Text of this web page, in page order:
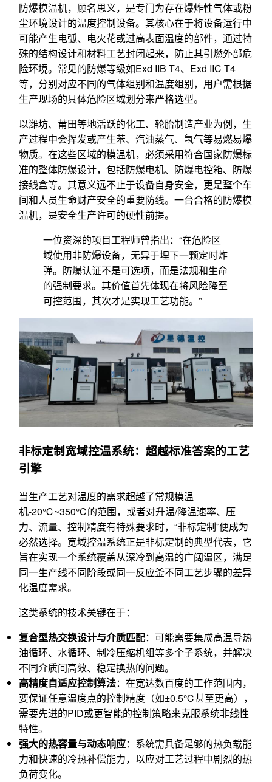
防爆模温机，顾名思义，是专门为存在爆炸性气体或粉
尘环境设计的温度控制设备。其核心在于将设备运行中
可能产生电弧、电火花或过高表面温度的部件，通过特
殊的结构设计和材料工艺封闭起来，防止其引燃外部危
险环境。常见的防爆等级如Exd IIB T4、Exd IIC T4
等，分别对应不同的气体组别和温度组别，用户需根据
生产现场的具体危险区域划分来严格选型。
以潍坊、莆田等地活跃的化工、轮胎制造产业为例，生
产过程中会挥发或产生苯、汽油蒸气、氢气等易燃易爆
物质。在这些区域的模温机，必须采用符合国家防爆标
准的整体防爆设计，包括防爆电机、防爆电控箱、防爆
接线盒等。其意义远不止于设备自身安全，更是整个车
间和人员生命财产安全的重要防线。一台合格的防爆模
温机，是安全生产许可的硬性前提。
一位资深的项目工程师曾指出：“在危险区
域使用非防爆设备，无异于埋下一颗定时炸
弹。防爆认证不是可选项，而是法规和生命
的强制要求。其价值首先体现在将风险降至
可控范围，其次才是实现工艺功能。”
非标定制宽域控温系统：超越标准答案的工艺
引擎
当生产工艺对温度的需求超越了常规模温
机-20℃~350℃的范围，或者对升温/降温速率、压
力、流量、控制精度有特殊要求时，“非标定制”便成为
必然选择。宽域控温系统正是非标定制的典型代表，它
旨在实现一个系统覆盖从深冷到高温的广阔温区，满足
同一生产线不同阶段或同一反应釜不同工艺步骤的差异
化温度需求。
这类系统的技术关键在于：
复合型热交换设计与介质匹配：可能需要集成高温导热
油循环、水循环、制冷压缩机组等多个子系统，并解决
不同介质间高效、稳定换热的问题。
高精度自适应控制算法：在宽达数百度的工作范围内，
要保证任意温度点的控制精度（如±0.5℃甚至更高），
需要先进的PID或更智能的控制策略来克服系统非线性
特性。
强大的热容量与动态响应：系统需具备足够的热负载能
力和快速的冷热补偿能力，以应对工艺过程中剧烈的热
负荷变化。